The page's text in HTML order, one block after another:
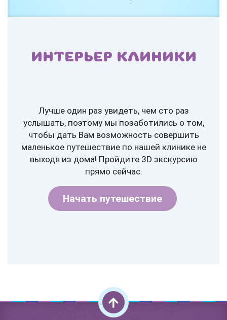
ИНТЕРЬЕР КЛИНИКИ
Лучше один раз увидеть, чем сто раз
услышать, поэтому мы позаботились о том,
чтобы дать Вам возможность совершить
маленькое путешествие по нашей клинике не
выходя из дома! Пройдите 3D экскурсию
прямо сейчас.
Начать путешествие